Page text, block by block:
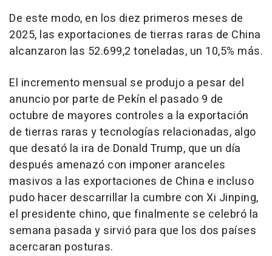
De este modo, en los diez primeros meses de
2025, las exportaciones de tierras raras de China
alcanzaron las 52.699,2 toneladas, un 10,5% más.
El incremento mensual se produjo a pesar del
anuncio por parte de Pekín el pasado 9 de
octubre de mayores controles a la exportación
de tierras raras y tecnologías relacionadas, algo
que desató la ira de Donald Trump, que un día
después amenazó con imponer aranceles
masivos a las exportaciones de China e incluso
pudo hacer descarrillar la cumbre con Xi Jinping,
el presidente chino, que finalmente se celebró la
semana pasada y sirvió para que los dos países
acercaran posturas.